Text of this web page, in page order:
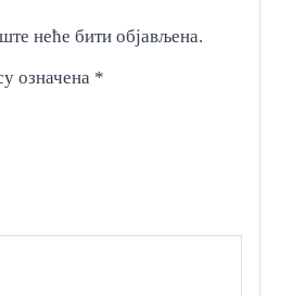
неће бити објављена.
означена *